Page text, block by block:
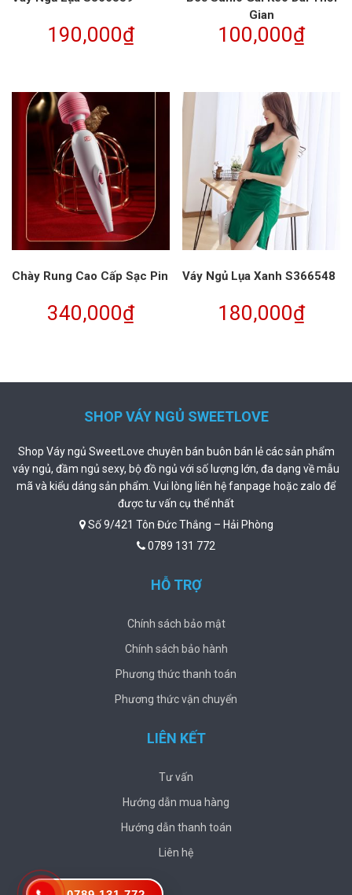
190,000₫
Gian
100,000₫
Chày Rung Cao Cấp Sạc Pin
340,000₫
Váy Ngủ Lụa Xanh S366548
180,000₫
SHOP VÁY NGỦ SWEETLOVE
Shop Váy ngủ SweetLove chuyên bán buôn bán lẻ các sản phẩm
váy ngủ, đầm ngủ sexy, bộ đồ ngủ với số lượng lớn, đa dạng về mẫu
mã và kiểu dáng sản phẩm. Vui lòng liên hệ fanpage hoặc zalo để
được tư vấn cụ thể nhất
Số 9/421 Tôn Đức Thắng – Hải Phòng
0789 131 772
HỖ TRỢ
Chính sách bảo mật
Chính sách bảo hành
Phương thức thanh toán
Phương thức vận chuyển
LIÊN KẾT
Tư vấn
Hướng dẫn mua hàng
Hướng dẫn thanh toán
Liên hệ